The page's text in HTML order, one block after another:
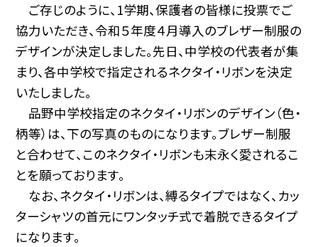
ご存じのように、1学期、保護者の皆様に投票でご
協力いただき、令和５年度４月導入のブレザー制服の
デザインが決定しました。先日、中学校の代表者が集
まり、各中学校で指定されるネクタイ・リボンを決定
いたしました。
品野中学校指定のネクタイ・リボンのデザイン（色・
柄等）は、下の写真のものになります。ブレザー制服
と合わせて、このネクタイ・リボンも末永く愛されるこ
とを願っております。
なお、ネクタイ・リボンは、縛るタイプではなく、カッ
ターシャツの首元にワンタッチ式で着脱できるタイプ
になります。